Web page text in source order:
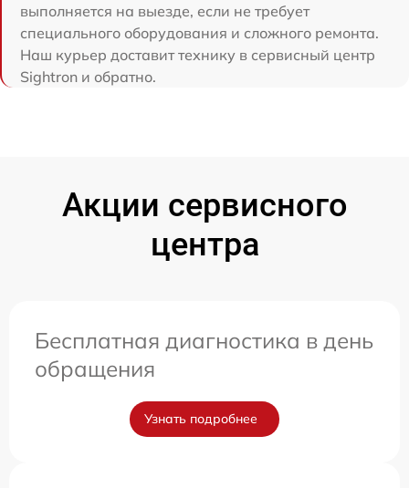
выполняется на выезде, если не требует
специального оборудования и сложного ремонта.
Наш курьер доставит технику в сервисный центр
Sightron и обратно.
Акции сервисного
центра
Бесплатная диагностика в день
обращения
Узнать подробнее